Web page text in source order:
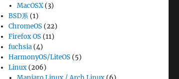
MacOSX(3)
BSD系 (1)
ChromeOS (22)
Firefox OS (11)
fuchsia (4)
HarmonyOS/LiteOS (5)
Linux (206)